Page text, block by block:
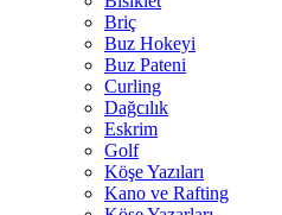
Briç
Buz Hokeyi
Buz Pateni
Curling
Dağcılık
Eskrim
Golf
Köşe Yazıları
Kano ve Rafting